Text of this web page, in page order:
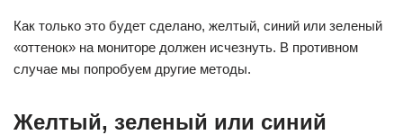
Как только это будет сделано, желтый, синий или зеленый
«оттенок» на мониторе должен исчезнуть. В противном
случае мы попробуем другие методы.
Желтый, зеленый или синий